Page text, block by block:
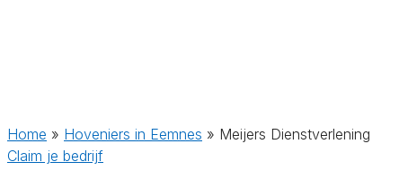
Home » Hoveniers in Eemnes » Meijers Dienstverlening
Claim je bedrijf